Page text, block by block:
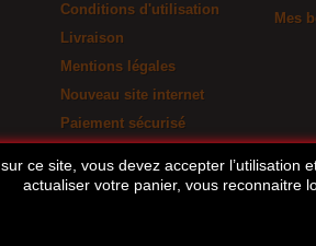
Conditions d'utilisation
Livraison
Mentions légales
Nouveau site internet
Paiement sécurisé
Mes
ce site, vous devez accepter
actualiser votre panier, vous reconnaitre